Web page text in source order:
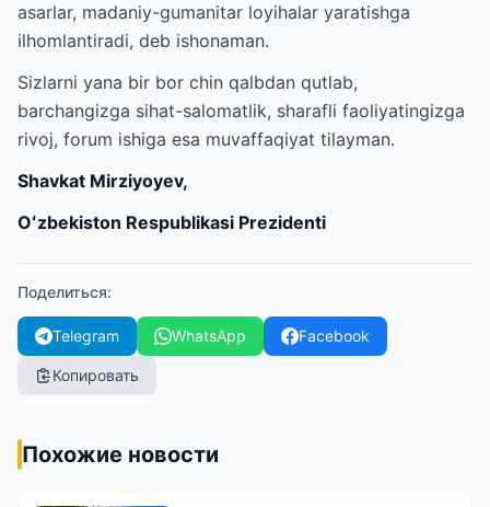
asarlar, madaniy-gumanitar loyihalar yaratishga
ilhomlantiradi, deb ishonaman.
Sizlarni yana bir bor chin qalbdan qutlab,
barchangizga sihat-salomatlik, sharafli faoliyatingizga
rivoj, forum ishiga esa muvaffaqiyat tilayman.
Shavkat Mirziyoyev,
Oʻzbekiston Respublikasi Prezidenti
Поделиться:
Telegram WhatsApp Facebook
Копировать
Похожие новости